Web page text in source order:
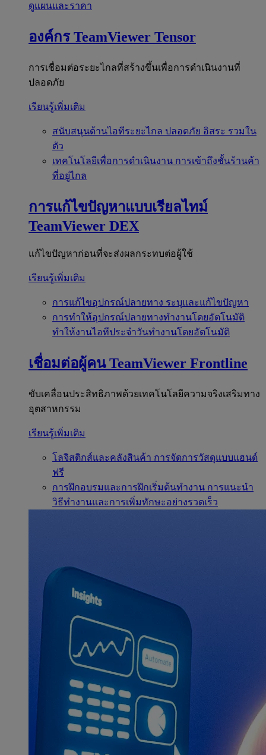
ดูแผนและราคา
องค์กร TeamViewer Tensor
การเชื่อมต่อระยะไกลที่สร้างขึ้นเพื่อการดำเนินงานที่
ปลอดภัย
เรียนรู้เพิ่มเติม
สนับสนุนด้านไอทีระยะไกล ปลอดภัย อิสระ รวมใน
ตัว
เทคโนโลยีเพื่อการดำเนินงาน การเข้าถึงชั้นร้านค้า
ที่อยู่ไกล
การแก้ไขปัญหาแบบเรียลไทม์
TeamViewer DEX
แก้ไขปัญหาก่อนที่จะส่งผลกระทบต่อผู้ใช้
เรียนรู้เพิ่มเติม
การแก้ไขอุปกรณ์ปลายทาง ระบุและแก้ไขปัญหา
การทำให้อุปกรณ์ปลายทางทำงานโดยอัตโนมัติ
ทำให้งานไอทีประจำวันทำงานโดยอัตโนมัติ
เชื่อมต่อผู้คน TeamViewer Frontline
ขับเคลื่อนประสิทธิภาพด้วยเทคโนโลยีความจริงเสริมทาง
อุตสาหกรรม
เรียนรู้เพิ่มเติม
โลจิสติกส์และคลังสินค้า การจัดการวัสดุแบบแฮนด์
ฟรี
การฝึกอบรมและการฝึกเริ่มต้นทำงาน การแนะนำ
วิธีทำงานและการเพิ่มทักษะอย่างรวดเร็ว